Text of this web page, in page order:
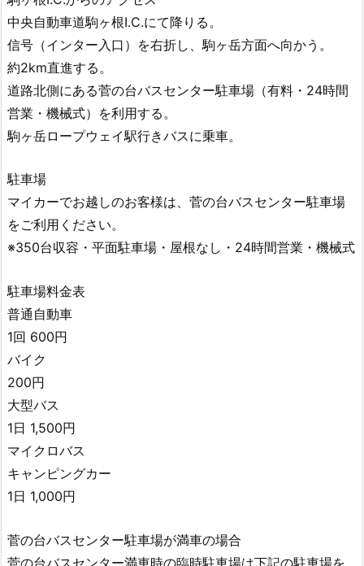
中央自動車道駒ヶ根I.C.にて降りる。
信号（インター入口）を右折し、駒ヶ岳方面へ向かう。
約2km直進する。
道路北側にある菅の台バスセンター駐車場（有料・24時間
営業・機械式）を利用する。
駒ヶ岳ロープウェイ駅行きバスに乗車。
駐車場
マイカーでお越しのお客様は、菅の台バスセンター駐車場
をご利用ください。
※350台収容・平面駐車場・屋根なし・24時間営業・機械式
駐車場料金表
普通自動車
1回 600円
バイク
200円
大型バス
1日 1,500円
マイクロバス
キャンピングカー
1日 1,000円
菅の台バスセンター駐車場が満車の場合
菅の台バスセンター満車時の臨時駐車場は下記の駐車場を